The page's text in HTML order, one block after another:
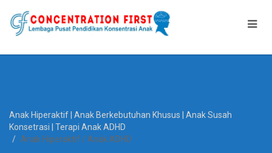
Anak Hiperaktif | Anak Berkebutuhan Khusus | Anak Susah
Konsetrasi | Terapi Anak ADHD
Anak Hiperaktif / Anak ADHD